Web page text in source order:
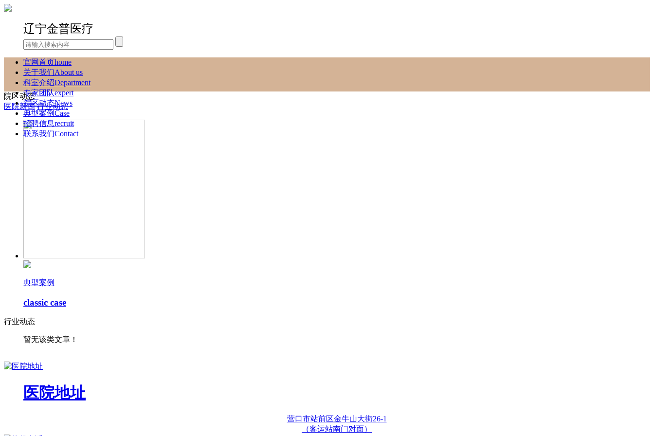
辽宁金普医疗
官网首页home
关于我们About us
科室介绍Department
专家团队expert
院区动态News
典型案例Case
招聘信息recruit
联系我们Contact
院区动态
医院新闻 行业动态
典型案例
classic case
行业动态
暂无该类文章！
医院地址
营口市站前区金牛山大街26-1
（客运站南门对面）